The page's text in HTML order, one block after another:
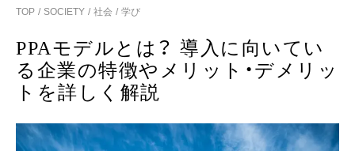
TOP SOCIETY 社会 学び
PPAモデルとは？ 導入に向いてい
る企業の特徴やメリット・デメリッ
トを詳しく解説